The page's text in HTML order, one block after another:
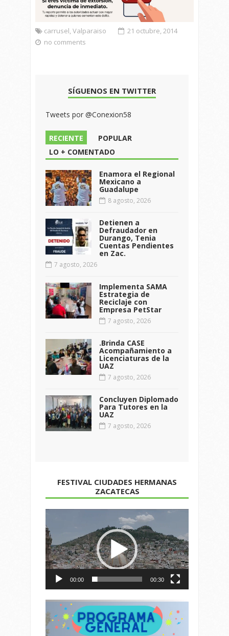
carrusel,Valparaiso
21 octubre, 2014
no comments
SÍGUENOS EN TWITTER
Tweets por @Conexion58
RECIENTE
POPULAR
LO + COMENTADO
Enamora el Regional
Mexicano a
Guadalupe
8 agosto, 2026
Detienen a
Defraudador en
Durango, Tenia
Cuentas Pendientes
en Zac.
7 agosto, 2026
Implementa SAMA
Estrategia de
Reciclaje con
Empresa PetStar
7 agosto, 2026
.Brinda CASE
Acompañamiento a
Licenciaturas de la
UAZ
7 agosto, 2026
Concluyen Diplomado
Para Tutores en la
UAZ
7 agosto, 2026
FESTIVAL CIUDADES HERMANAS
ZACATECAS
de
vídeo
00:00 00:30